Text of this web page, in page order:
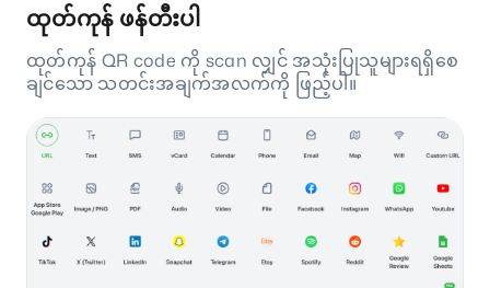
ထုတ်ကုန် ဖန်တီးပါ
ထုတ်ကုန် QR code ကို scan လျှင် အသုံးပြုသူများရရှိစေ
ချင်သော သတင်းအချက်အလက်ကို ဖြည့်ပါ။